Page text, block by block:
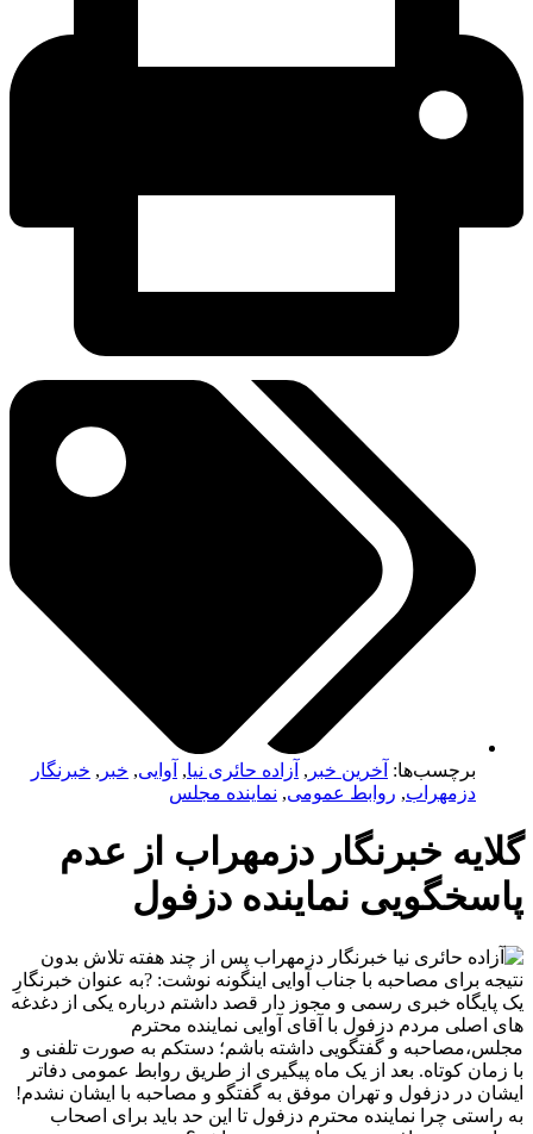
برچسب‌ها:آخرین خبر, آزاده حائری نیا ,آوایی خبر , خبرنگار
دزمهراب,روابط عمومی,نماینده مجلس
خبرنگار دزمهراب از عدم
نماینده دزفول